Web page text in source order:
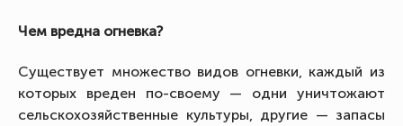
Чем вредна огневка?
Существует множество видов огневки, каждый из
которых вреден по-своему — одни уничтожают
сельскохозяйственные культуры, другие — запасы